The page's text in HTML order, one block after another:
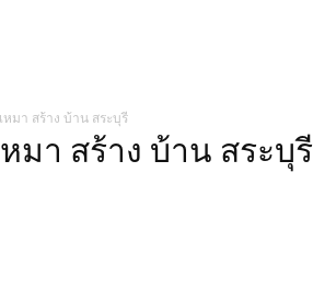
หมา สร้าง บ้าน สระบุรี
มา สร้าง บ้าน สระบุรี